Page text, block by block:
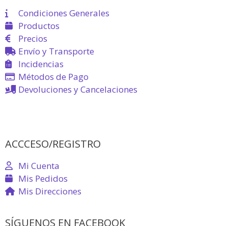
Condiciones Generales
Productos
Precios
Envío y Transporte
Incidencias
Métodos de Pago
Devoluciones y Cancelaciones
ACCCESO/REGISTRO
Mi Cuenta
Mis Pedidos
Mis Direcciones
SÍGUENOS EN FACEBOOK